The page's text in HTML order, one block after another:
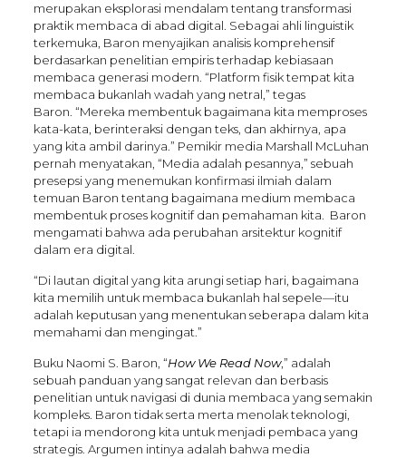
merupakan eksplorasi mendalam tentang transformasi
praktik membaca di abad digital. Sebagai ahli linguistik
terkemuka, Baron menyajikan analisis komprehensif
berdasarkan penelitian empiris terhadap kebiasaan
membaca generasi modern. “Platform fisik tempat kita
membaca bukanlah wadah yang netral,” tegas
Baron. “Mereka membentuk bagaimana kita memproses
kata-kata, berinteraksi dengan teks, dan akhirnya, apa
yang kita ambil darinya.” Pemikir media Marshall McLuhan
pernah menyatakan, “Media adalah pesannya,” sebuah
presepsi yang menemukan konfirmasi ilmiah dalam
temuan Baron tentang bagaimana medium membaca
membentuk proses kognitif dan pemahaman kita. Baron
mengamati bahwa ada perubahan arsitektur kognitif
dalam era digital.
“Di lautan digital yang kita arungi setiap hari, bagaimana
kita memilih untuk membaca bukanlah hal sepele—itu
adalah keputusan yang menentukan seberapa dalam kita
memahami dan mengingat.”
Buku Naomi S. Baron, “How We Read Now,” adalah
sebuah panduan yang sangat relevan dan berbasis
penelitian untuk navigasi di dunia membaca yang semakin
kompleks. Baron tidak serta merta menolak teknologi,
tetapi ia mendorong kita untuk menjadi pembaca yang
strategis. Argumen intinya adalah bahwa media